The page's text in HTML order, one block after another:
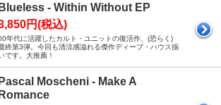
Blueless - Within Without EP
円(税込)
年代に活躍したカルト・ユニットの復活作、(恐らく)
終第3弾。今回も清涼感溢れる傑作ディープ・ハウス揃
です。大推薦！
Pascal Moscheni - Make A
Romance